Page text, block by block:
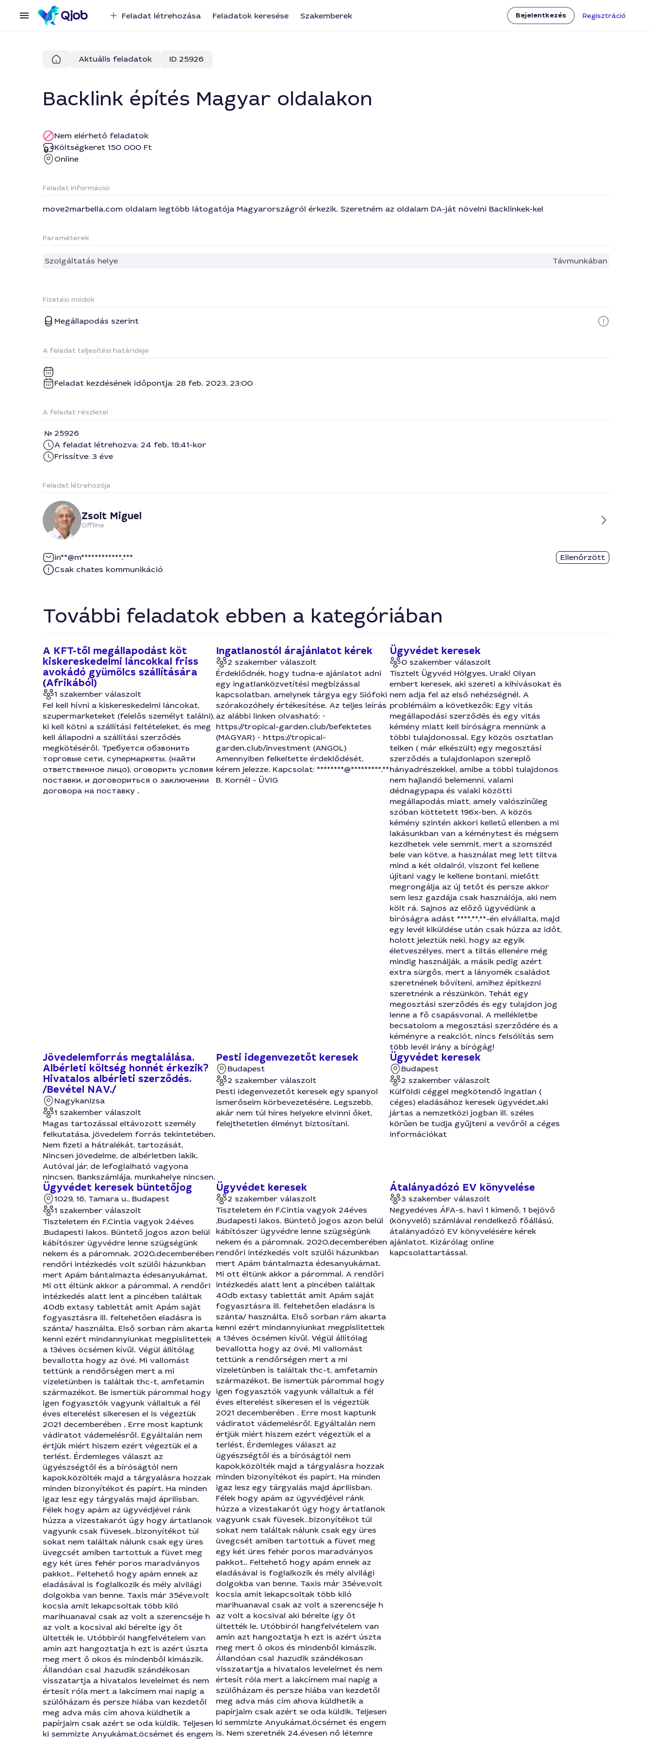
Feladat létrehozása Feladatok keresése Szakemberek Bejelentkezés Regisztráció
Aktuális feladatok ID 25926
Backlink építés Magyar oldalakon
Nem elérhető feladatok
Költségkeret 150 000 Ft
Online
Feladat információi
move2marbella.com oldalam legtöbb látogatója Magyarországról érkezik. Szeretném az oldalam DA-ját növelni Backlinkek-kel
Paraméterek
Szolgáltatás helye Távmunkában
Fizetési módok
Megállapodás szerint
A feladat teljesítési határideje
Feladat kezdésének időpontja: 28 feb. 2023, 23:00
A feladat részletei
25926
A feladat létrehozva: 24 feb. 18:41-kor
Frissítve: 3 éve
Feladat létrehozója
Zsolt Miguel
Offline
in**@m************.***
Ellenőrzött
Csak chates kommunikáció
További feladatok ebben a kategóriában
A KFT-től megállapodást köt
kiskereskedelmi láncokkal friss
avokádó gyümölcs szállítására
(Afrikából)
1 szakember válaszolt
Fel kell hívni a kiskereskedelmi láncokat,
szupermarketeket (felelős személyt találni),
ki kell kötni a szállítási feltételeket, és meg
kell állapodni a szállítási szerződés
megkötéséről. Требуется обзвонить
торговые сети, супермаркеты, (найти
ответственное лицо), оговорить условия
поставки, и договориться о заключении
договора на поставку .
Ingatlanostól árajánlatot kérek
2 szakember válaszolt
Érdeklődnék, hogy tudna-e ajánlatot adni
egy ingatlanközvetítési megbízással
kapcsolatban, amelynek tárgya egy Siófoki
szórakozóhely értékesítése. Az teljes leírás
az alábbi linken olvasható: •
https://tropical-garden.club/befektetes
(MAGYAR) • https://tropical-
garden.club/investment (ANGOL)
Amennyiben felkeltette érdeklődését,
kérem jelezze. Kapcsolat: ********@*********.**
B. Kornél - ÜVIG
Ügyvédet keresek
0 szakember válaszolt
Tisztelt Ügyvéd Hölgyes, Urak! Olyan
embert keresek, aki szereti a kihívásokat és
nem adja fel az első nehézségnél. A
problémáim a következők: Egy vitás
megállapodási szerződés és egy vitás
kémény miatt kell bíróságra mennünk a
többi tulajdonossal. Egy közös osztatlan
telken ( már elkészült) egy megosztási
szerződés a tulajdonlapon szereplő
hányadrészekkel, amibe a többi tulajdonos
nem hajlandó belemenni, valami
dédnagypapa és valaki közötti
megállapodás miatt, amely valószínűleg
szóban köttetett 196x-ben. A közös
kémény szintén akkori kelletű ellenben a mi
lakásunkban van a kéménytest és mégsem
kezdhetek vele semmit, mert a szomszéd
bele van kötve, a használat meg lett tiltva
mind a két oldalról, viszont fel kellene
újítani vagy le kellene bontani, mielőtt
megrongálja az új tetőt és persze akkor
sem lesz gazdája csak használója, aki nem
költ rá. Sajnos az előző ügyvédünk a
bíróságra adást ****.**.**-én elvállalta, majd
egy levél kiküldése után csak húzza az időt,
holott jeleztük neki, hogy az egyik
életveszélyes, mert a tiltás ellenére még
mindig használják, a másik pedig azért
extra sürgős, mert a lányomék családot
szeretnének bővíteni, amihez építkezni
szeretnénk a részünkön. Tehát egy
megosztási szerződés és egy tulajdon jog
lenne a fő csapásvonal. A mellékletbe
becsatolom a megosztási szerződére és a
kéményre a reakciót, nincs felsólítás sem
több levél irány a bírógág!
Jövedelemforrás megtalálása.
Albérleti költség honnét érkezik?
Hivatalos albérleti szerződés.
/Bevétel NAV./
Nagykanizsa
1 szakember válaszolt
Magas tartozással eltávozott személy
felkutatása, jövedelem forrás tekintetében.
Nem fizeti a hátralékát, tartozását,
Nincsen jövedelme, de albérletben lakik.
Autóval jár, de lefoglalható vagyona
nincsen. Bankszámlája, munkahelye nincsen.
Pesti idegenvezetőt keresek
Budapest
2 szakember válaszolt
Pesti idegenvezetőt keresek egy spanyol
ismerőseim körbevezetésére. Legszebb,
akár nem túl híres helyekre elvinni őket,
felejthetetlen élményt biztosítani.
Ügyvédet keresek
Budapest
2 szakember válaszolt
Külföldi céggel megkötendő ingatlan (
céges) eladásához keresek ügyvédet,aki
jártas a nemzetközi jogban ill. széles
körűen be tudja gyűjteni a vevőről a céges
információkat
Ügyvédet keresek büntetőjog
1029, 16, Tamara u., Budapest
1 szakember válaszolt
Tiszteletem én F.Cintia vagyok 24éves
,Budapesti lakos. Büntető jogos azon belül
kábítószer ügyvédre lenne szügségünk
nekem és a páromnak. 2020.decemberében
rendőri intézkedés volt szülői házunkban
mert Apám bántalmazta édesanyukámat.
Mi ott éltünk akkor a párommal. A rendőri
intézkedés alatt lent a pincében találtak
40db extasy tablettát amit Apám saját
fogyasztásra ill. feltehetően eladásra is
szánta/ használta. Első sorban rám akarta
kenni ezért mindannyiunkat megpislitettek
a 13éves öcsémen kívűl. Végül állítólag
bevallotta hogy az övé. Mi vallomást
tettünk a rendőrségen mert a mi
vizeletünben is találtak thc-t, amfetamin
származékot. Be ismertük párommal hogy
igen fogyasztók vagyunk vállaltuk a fél
éves elterelést sikeresen el is végeztük
2021 decemberében . Erre most kaptunk
vádiratot vádemelésről. Egyáltalán nem
értjük miért hiszem ezért végeztük el a
terlést. Érdemleges választ az
ügyészségtől és a bíróságtól nem
kapok,közölték majd a tárgyalásra hozzak
minden bizonyítékot és papírt. Ha minden
igaz lesz egy tárgyalás majd áprilisban.
Félek hogy apám az ügyvédjével ránk
húzza a vizestakarót úgy hogy ártatlanok
vagyunk csak füvesek…bizonyítékot túl
sokat nem találtak nálunk csak egy üres
üvegcsét amiben tartottuk a füvet meg
egy két üres fehér poros maradványos
pakkot.. Feltehető hogy apám ennek az
eladásával is foglalkozik és mély alvilági
dolgokba van benne. Taxis már 35éve,volt
kocsia amit lekapcsoltak több kiló
marihuanaval csak az volt a szerencséje h
az volt a kocsival aki bérelte így őt
ültették le. Utóbbiról hangfelvételem van
amin azt hangoztatja h ezt is azért úszta
meg mert ő okos és mindenből kimászik.
Állandóan csal ,hazudik szándékosan
visszatartja a hivatalos leveleimet és nem
értesít róla mert a lakcímem mai napig a
szülőházam és persze hiába van kezdetől
meg adva más cím ahova küldhetik a
papírjaim csak azért se oda küldik. Teljesen
ki semmizte Anyukámat,öcsémet és engem
Ügyvédet keresek
2 szakember válaszolt
Tiszteletem én F.Cintia vagyok 24éves
,Budapesti lakos. Büntető jogos azon belül
kábítószer ügyvédre lenne szügségünk
nekem és a páromnak. 2020.decemberében
rendőri intézkedés volt szülői házunkban
mert Apám bántalmazta édesanyukámat.
Mi ott éltünk akkor a párommal. A rendőri
intézkedés alatt lent a pincében találtak
40db extasy tablettát amit Apám saját
fogyasztásra ill. feltehetően eladásra is
szánta/ használta. Első sorban rám akarta
kenni ezért mindannyiunkat megpislitettek
a 13éves öcsémen kívűl. Végül állítólag
bevallotta hogy az övé. Mi vallomást
tettünk a rendőrségen mert a mi
vizeletünben is találtak thc-t, amfetamin
származékot. Be ismertük párommal hogy
igen fogyasztók vagyunk vállaltuk a fél
éves elterelést sikeresen el is végeztük
2021 decemberében . Erre most kaptunk
vádiratot vádemelésről. Egyáltalán nem
értjük miért hiszem ezért végeztük el a
terlést. Érdemleges választ az
ügyészségtől és a bíróságtól nem
kapok,közölték majd a tárgyalásra hozzak
minden bizonyítékot és papírt. Ha minden
igaz lesz egy tárgyalás majd áprilisban.
Félek hogy apám az ügyvédjével ránk
húzza a vizestakarót úgy hogy ártatlanok
vagyunk csak füvesek…bizonyítékot túl
sokat nem találtak nálunk csak egy üres
üvegcsét amiben tartottuk a füvet meg
egy két üres fehér poros maradványos
pakkot.. Feltehető hogy apám ennek az
eladásával is foglalkozik és mély alvilági
dolgokba van benne. Taxis már 35éve,volt
kocsia amit lekapcsoltak több kiló
marihuanaval csak az volt a szerencséje h
az volt a kocsival aki bérelte így őt
ültették le. Utóbbiról hangfelvételem van
amin azt hangoztatja h ezt is azért úszta
meg mert ő okos és mindenből kimászik.
Állandóan csal ,hazudik szándékosan
visszatartja a hivatalos leveleimet és nem
értesít róla mert a lakcímem mai napig a
szülőházam és persze hiába van kezdetől
meg adva más cím ahova küldhetik a
papírjaim csak azért se oda küldik. Teljesen
ki semmizte Anyukámat,öcsémet és engem
is. Nem szeretnék 24.évesen nő létemre
Átalányadózó EV könyvelése
3 szakember válaszolt
Negyedéves ÁFA-s, havi 1 kimenő, 1 bejövő
(könyvelő) számlával rendelkező főállású,
átalányadózó EV könyvelésére kérek
ajánlatot. Kizárólag online
kapcsolattartással.